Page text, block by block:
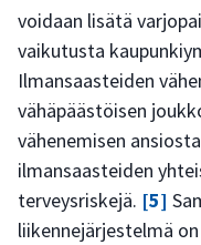
voidaan lisätä
vaikutusta
Ilmansaasteiden
vähäpäästöisen
vähenemisen
ilmansaasteiden
terveysriskejä. [5]
liikennejärjestelmä